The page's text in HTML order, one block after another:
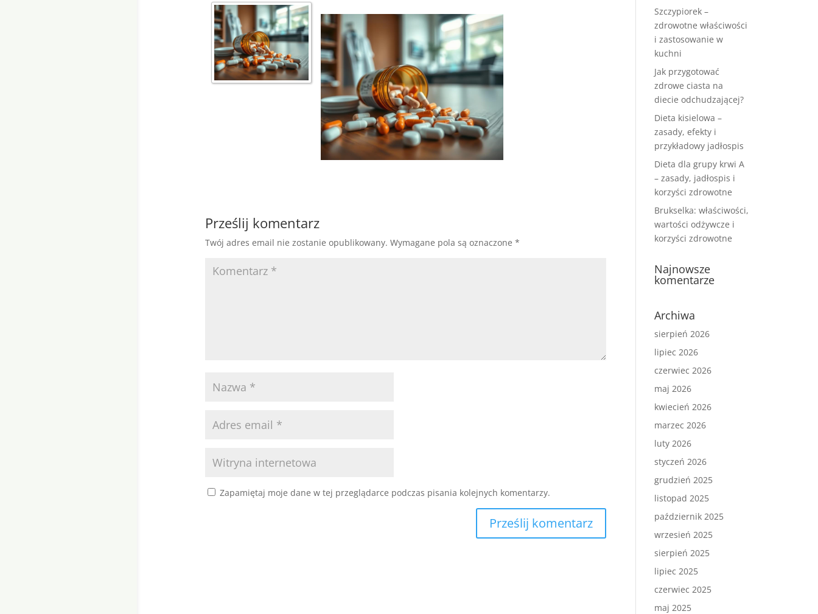
Prześlij komentarz
Twój adres email nie zostanie opublikowany. Wymagane pola są oznaczone *
Zapamiętaj moje dane w tej przeglądarce podczas pisania kolejnych komentarzy.
Szczypiorek –
zdrowotne właściwości
i zastosowanie w
kuchni
Jak przygotować
zdrowe ciasta na
diecie odchudzającej?
Dieta kisielowa –
zasady, efekty i
przykładowy jadłospis
Dieta dla grupy krwi A
– zasady, jadłospis i
korzyści zdrowotne
Brukselka: właściwości,
wartości odżywcze i
korzyści zdrowotne
Najnowsze
komentarze
Archiwa
sierpień 2026
lipiec 2026
czerwiec 2026
maj 2026
kwiecień 2026
marzec 2026
luty 2026
styczeń 2026
grudzień 2025
listopad 2025
październik 2025
wrzesień 2025
sierpień 2025
lipiec 2025
czerwiec 2025
maj 2025